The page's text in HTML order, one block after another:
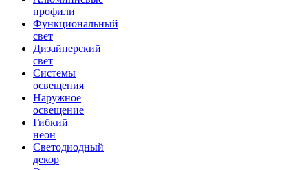
профили
Функциональный
свет
Дизайнерский
свет
Системы
освещения
Наружное
освещение
Гибкий
неон
Светодиодный
декор